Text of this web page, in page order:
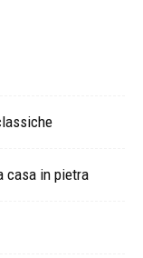
casa in pietra